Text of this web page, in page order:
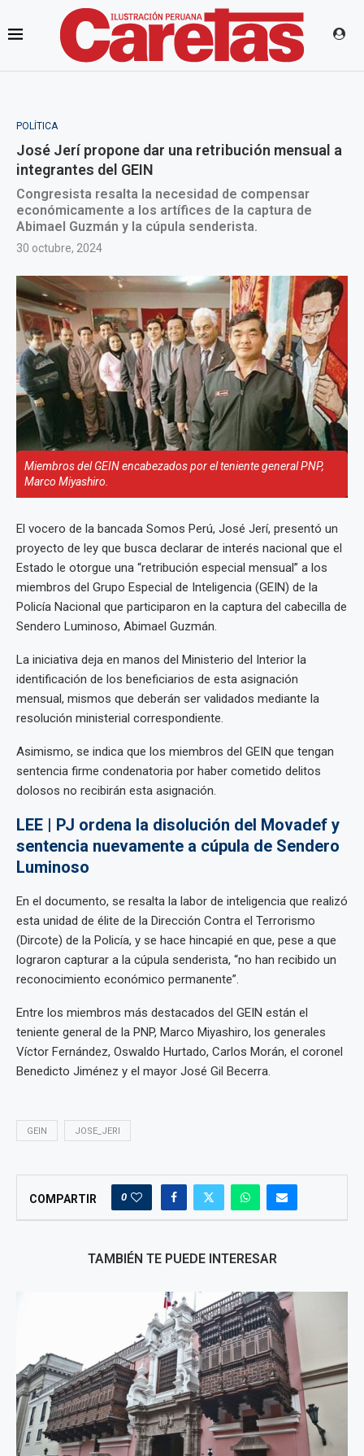
POLÍTICA
José Jerí propone dar una retribución mensual a
integrantes del GEIN
Congresista resalta la necesidad de compensar
económicamente a los artífices de la captura de
Abimael Guzmán y la cúpula senderista.
30 octubre, 2024
Miembros del GEIN encabezados por el teniente general PNP,
Marco Miyashiro.
El vocero de la bancada Somos Perú, José Jerí, presentó un
proyecto de ley que busca declarar de interés nacional que el
Estado le otorgue una “retribución especial mensual” a los
miembros del Grupo Especial de Inteligencia (GEIN) de la
Policía Nacional que participaron en la captura del cabecilla de
Sendero Luminoso, Abimael Guzmán.
La iniciativa deja en manos del Ministerio del Interior la
identificación de los beneficiarios de esta asignación
mensual, mismos que deberán ser validados mediante la
resolución ministerial correspondiente.
Asimismo, se indica que los miembros del GEIN que tengan
sentencia firme condenatoria por haber cometido delitos
dolosos no recibirán esta asignación.
LEE | PJ ordena la disolución del Movadef y
sentencia nuevamente a cúpula de Sendero
Luminoso
En el documento, se resalta la labor de inteligencia que realizó
esta unidad de élite de la Dirección Contra el Terrorismo
(Dircote) de la Policía, y se hace hincapié en que, pese a que
lograron capturar a la cúpula senderista, “no han recibido un
reconocimiento económico permanente”.
Entre los miembros más destacados del GEIN están el
teniente general de la PNP, Marco Miyashiro, los generales
Víctor Fernández, Oswaldo Hurtado, Carlos Morán, el coronel
Benedicto Jiménez y el mayor José Gil Becerra.
GEIN JOSE_JERI
COMPARTIR 0
TAMBIÉN TE PUEDE INTERESAR